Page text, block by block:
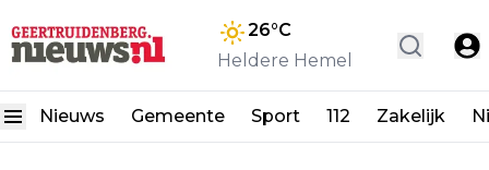
26°C
Heldere Hemel
Nieuws Gemeente Sport 112 Zakelijk